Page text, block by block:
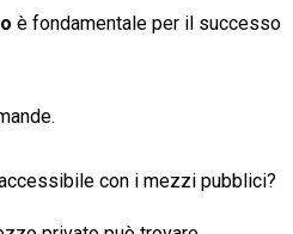
è fondamentale per il successo
con i mezzi pubblici?